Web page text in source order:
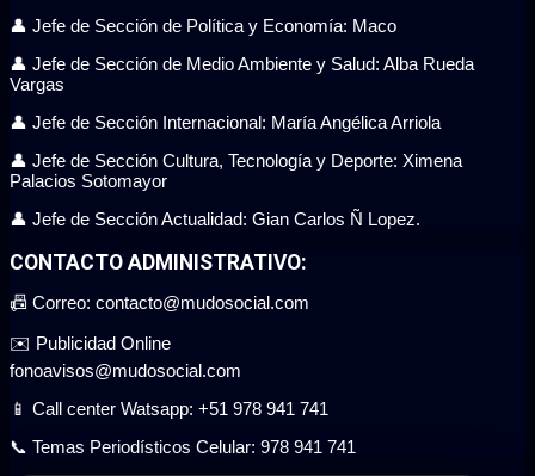
👤 Jefe de Sección de Política y Economía: Maco
👤 Jefe de Sección de Medio Ambiente y Salud: Alba Rueda
Vargas
👤 Jefe de Sección Internacional: María Angélica Arriola
👤 Jefe de Sección Cultura, Tecnología y Deporte: Ximena
Palacios Sotomayor
👤 Jefe de Sección Actualidad: Gian Carlos Ñ Lopez.
CONTACTO ADMINISTRATIVO:
📠 Correo: contacto@mudosocial.com
✉️ Publicidad Online
fonoavisos@mudosocial.com
📱 Call center Watsapp: +51 978 941 741
📞 Temas Periodísticos Celular: 978 941 741